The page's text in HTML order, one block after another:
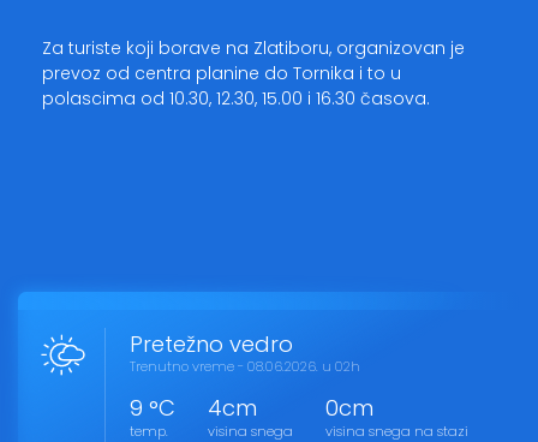
Za turiste koji borave na Zlatiboru, organizovan je
prevoz od centra planine do Tornika i to u
polascima od 10.30, 12.30, 15.00 i 16.30 časova.
Pretežno vedro
Trenutno vreme - 08.06.2026. u 02h
9 °C
temp.
4cm
visina snega
0cm
visina snega na stazi